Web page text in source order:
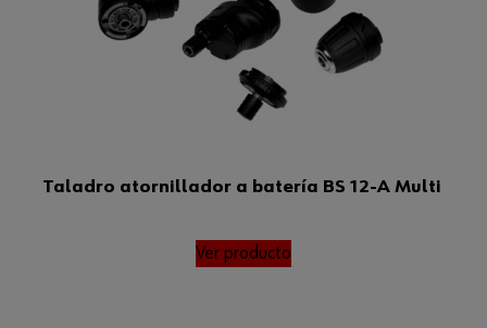
Taladro atornillador a batería BS 12-A Multi
Ver producto